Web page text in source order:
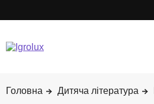
Дитяча література